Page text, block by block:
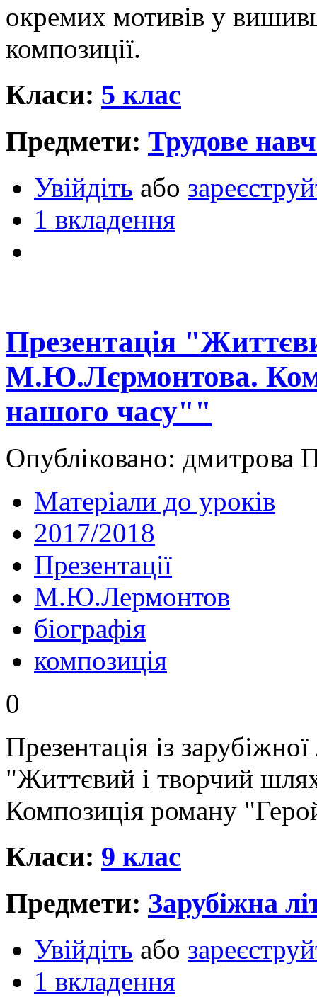
окремих мотивів у
композиції.
Класи: 5 клас
Предмети: Трудове
Увійдіть або
1 вкладення
Презентація
М.Ю.Лєрмонтова.
нашого часу""
Опубліковано: дмитрова
Матеріали до уроків
2017/2018
Презентації
М.Ю.Лермонтов
біографія
композиція
0
Презентація із
"Життєвий і творчий
Композиція роману
Класи: 9 клас
Предмети: Зарубіжна
Увійдіть або
1 вкладення